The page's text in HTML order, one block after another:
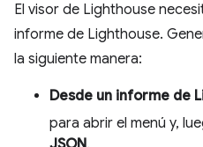
El visor de Lighthouse
informe de Lighthouse.
la siguiente manera:
Desde un informe de
para abrir el menú y,